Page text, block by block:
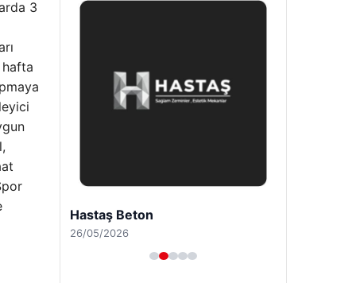
3
Hastaş Beton
26/05/2026